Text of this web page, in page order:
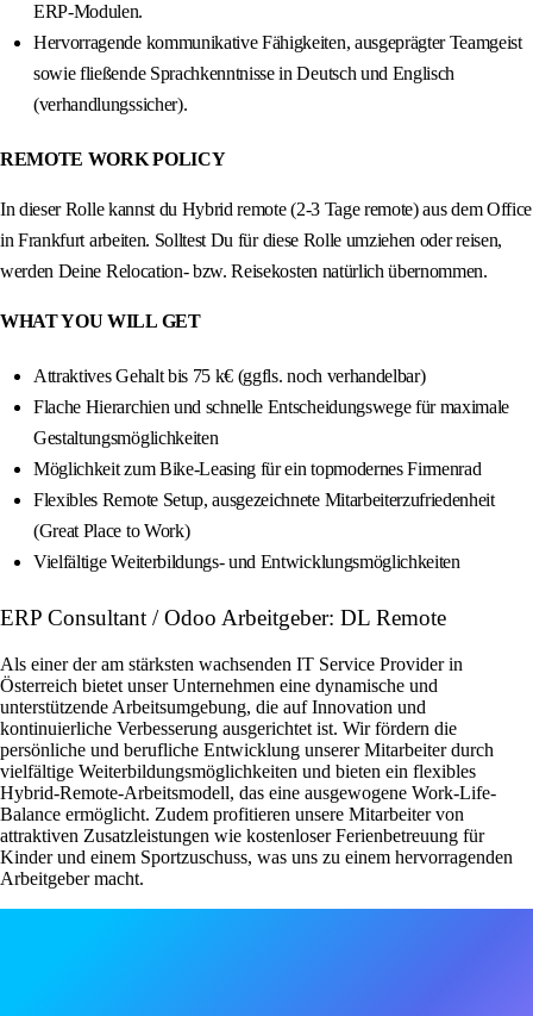
ERP-Modulen.
Hervorragende kommunikative Fähigkeiten, ausgeprägter Teamgeist
sowie fließende Sprachkenntnisse in Deutsch und Englisch
(verhandlungssicher).
REMOTE WORK POLICY
In dieser Rolle kannst du Hybrid remote (2-3 Tage remote) aus dem Office
in Frankfurt arbeiten. Solltest Du für diese Rolle umziehen oder reisen,
werden Deine Relocation- bzw. Reisekosten natürlich übernommen.
WHAT YOU WILL GET
Attraktives Gehalt bis 75 k€ (ggfls. noch verhandelbar)
Flache Hierarchien und schnelle Entscheidungswege für maximale
Gestaltungsmöglichkeiten
Möglichkeit zum Bike‑Leasing für ein topmodernes Firmenrad
Flexibles Remote Setup, ausgezeichnete Mitarbeiterzufriedenheit
(Great Place to Work)
Vielfältige Weiterbildungs- und Entwicklungsmöglichkeiten
ERP Consultant / Odoo Arbeitgeber: DL Remote
Als einer der am stärksten wachsenden IT Service Provider in
Österreich bietet unser Unternehmen eine dynamische und
unterstützende Arbeitsumgebung, die auf Innovation und
kontinuierliche Verbesserung ausgerichtet ist. Wir fördern die
persönliche und berufliche Entwicklung unserer Mitarbeiter durch
vielfältige Weiterbildungsmöglichkeiten und bieten ein flexibles
Hybrid-Remote-Arbeitsmodell, das eine ausgewogene Work-Life-
Balance ermöglicht. Zudem profitieren unsere Mitarbeiter von
attraktiven Zusatzleistungen wie kostenloser Ferienbetreuung für
Kinder und einem Sportzuschuss, was uns zu einem hervorragenden
Arbeitgeber macht.